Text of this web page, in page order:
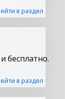
в раздел
бесплатно.
в раздел